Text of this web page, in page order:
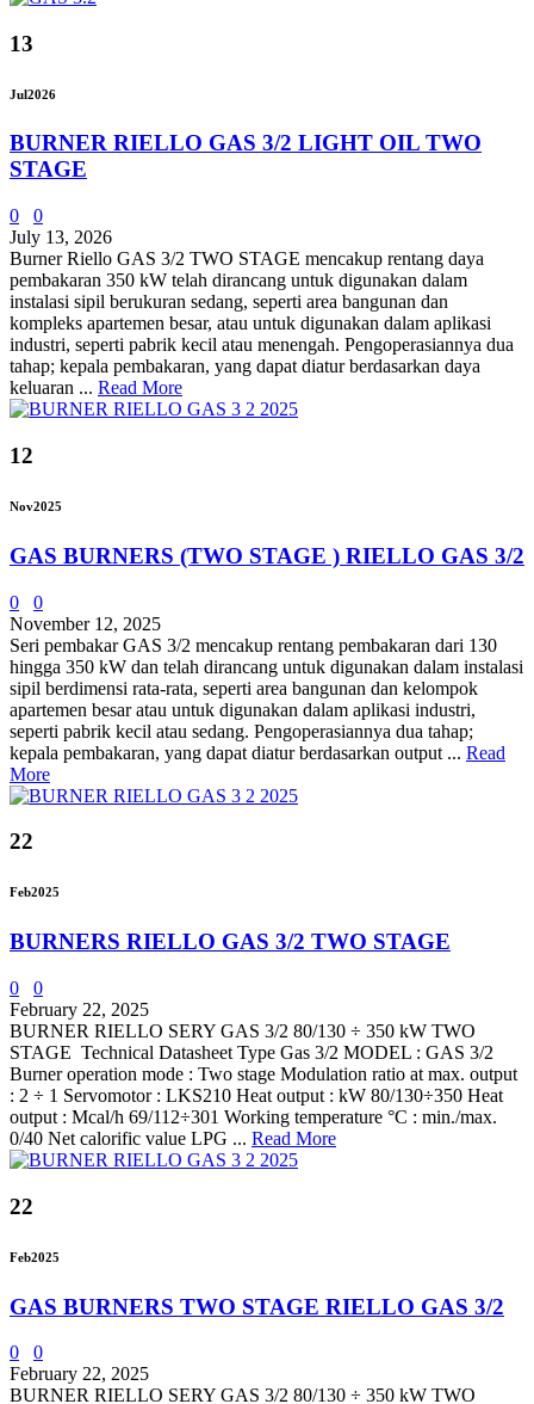
13
Jul2026
BURNER RIELLO GAS 3/2 LIGHT OIL TWO
STAGE
0
0
July 13, 2026
Burner Riello GAS 3/2 TWO STAGE mencakup rentang daya
pembakaran 350 kW telah dirancang untuk digunakan dalam
instalasi sipil berukuran sedang, seperti area bangunan dan
kompleks apartemen besar, atau untuk digunakan dalam aplikasi
industri, seperti pabrik kecil atau menengah. Pengoperasiannya dua
tahap; kepala pembakaran, yang dapat diatur berdasarkan daya
keluaran ... Read More
12
Nov2025
GAS BURNERS (TWO STAGE ) RIELLO GAS 3/2
0
0
November 12, 2025
Seri pembakar GAS 3/2 mencakup rentang pembakaran dari 130
hingga 350 kW dan telah dirancang untuk digunakan dalam instalasi
sipil berdimensi rata-rata, seperti area bangunan dan kelompok
apartemen besar atau untuk digunakan dalam aplikasi industri,
seperti pabrik kecil atau sedang. Pengoperasiannya dua tahap;
kepala pembakaran, yang dapat diatur berdasarkan output ... Read
More
22
Feb2025
BURNERS RIELLO GAS 3/2 TWO STAGE
0
0
February 22, 2025
BURNER RIELLO SERY GAS 3/2 80/130 ÷ 350 kW TWO
STAGE Technical Datasheet Type Gas 3/2 MODEL : GAS 3/2
Burner operation mode : Two stage Modulation ratio at max. output
: 2 ÷ 1 Servomotor : LKS210 Heat output : kW 80/130÷350 Heat
output : Mcal/h 69/112÷301 Working temperature °C : min./max.
0/40 Net calorific value LPG ... Read More
22
Feb2025
GAS BURNERS TWO STAGE RIELLO GAS 3/2
0
0
February 22, 2025
BURNER RIELLO SERY GAS 3/2 80/130 ÷ 350 kW TWO